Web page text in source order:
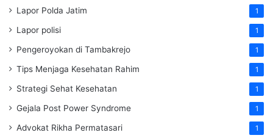
Lapor Polda Jatim 1
Lapor polisi 1
Pengeroyokan di Tambakrejo 1
Tips Menjaga Kesehatan Rahim 1
Strategi Sehat Kesehatan 1
Gejala Post Power Syndrome 1
Advokat Rikha Permatasari 1